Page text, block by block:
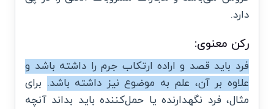
دارد.
رکن معنوی:
فرد باید قصد و اراده ارتکاب جرم را داشته باشد و
علاوه بر آن، علم به موضوع نیز داشته باشد. برای
مثال، فرد نگهدارنده یا حمل‌کننده باید بداند آنچه